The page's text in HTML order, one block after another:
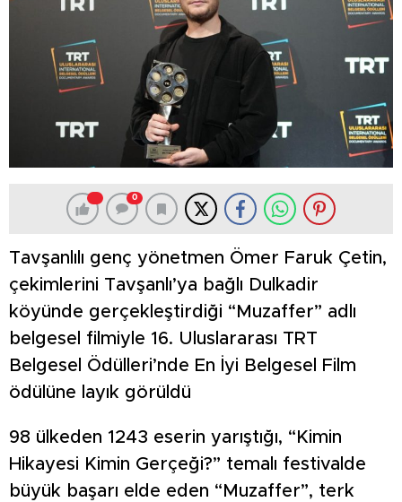
0
Tavşanlılı genç yönetmen Ömer Faruk Çetin,
çekimlerini Tavşanlı’ya bağlı Dulkadir
köyünde gerçekleştirdiği “Muzaffer” adlı
belgesel filmiyle 16. Uluslararası TRT
Belgesel Ödülleri’nde En İyi Belgesel Film
ödülüne layık görüldü
98 ülkeden 1243 eserin yarıştığı, “Kimin
Hikayesi Kimin Gerçeği?” temalı festivalde
büyük başarı elde eden “Muzaffer”, terk